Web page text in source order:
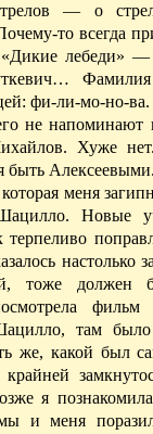
— о
то всегда
лебеди»
… Фамилия
фи-ли-мо-но-ва.
не
Хуже
быть
меня
. Новые
терпеливо
настолько
тоже должен
фильм
, там
же, какой был
я
и меня